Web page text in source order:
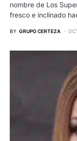
nombre de Los
fresco e inclinado
BY GRUPO CERTEZA